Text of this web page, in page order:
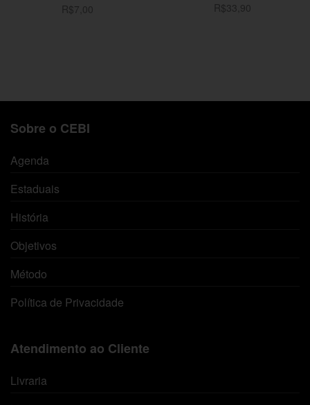
R$7,00
R$33,90
Sobre o CEBI
Agenda
Estaduais
História
Objetivos
Método
Política de Privacidade
Atendimento ao Cliente
Livraria